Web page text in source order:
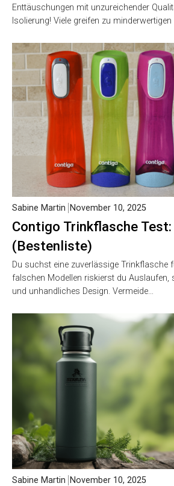
Enttäuschungen mit unzureichender
Isolierung! Viele greifen zu
Contigo Trinkflasche
(Bestenliste)
Sabine Martin November 10, 2025
Du suchst eine zuverlässige Trinkflasche
falschen Modellen riskierst du Auslaufen,
und unhandliches Design. Vermeide…
Sabine Martin November 10, 2025